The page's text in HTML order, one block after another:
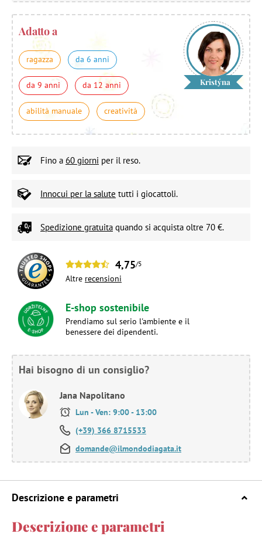
Adatto a
ragazza da 6 anni
da 9 anni da 12 anni
abilità manuale creatività
Kristýna
Fino a 60 giorni per il reso.
Innocui per la salute tutti i giocattoli.
Spedizione gratuita quando si acquista oltre 70 €.
4,75/5
Altre recensioni
E-shop sostenibile
Prendiamo sul serio l'ambiente e il
benessere dei dipendenti.
Hai bisogno di un consiglio?
Jana Napolitano
Lun - Ven: 9:00 - 13:00
(+39) 366 8715533
domande@ilmondodiagata.it
Descrizione e parametri
Descrizione e parametri